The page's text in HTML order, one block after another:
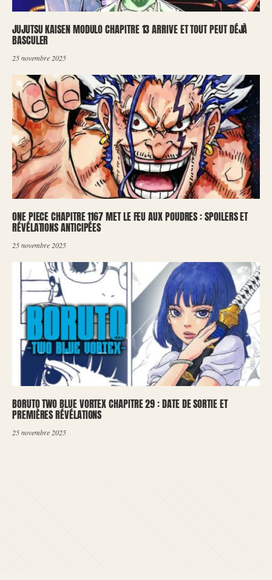
JUJUTSU KAISEN MODULO CHAPITRE 13 ARRIVE ET TOUT PEUT DÉJÀ
BASCULER
25 novembre 2025
ONE PIECE CHAPITRE 1167 MET LE FEU AUX POUDRES : SPOILERS ET
RÉVÉLATIONS ANTICIPÉES
25 novembre 2025
BORUTO TWO BLUE VORTEX CHAPITRE 29 : DATE DE SORTIE ET
PREMIÈRES RÉVÉLATIONS
25 novembre 2025